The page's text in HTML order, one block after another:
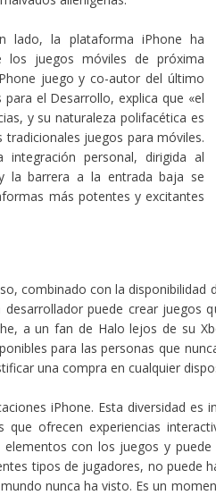
lado, la plataforma iPhone ha
los juegos móviles de próxima
juego y co-autor del último
el Desarrollo, explica que «el
y su naturaleza polifacética es
juegos para móviles.
integración personal, dirigida al
la barrera a la entrada baja se
más potentes y excitantes
combinado con la
puede crear juegos
a un fan de Halo lejos de su
para las personas que
una compra en cualquier
iPhone. Esta diversidad es
que ofrecen experiencias
con los juegos y
tipos de jugadores, no puede
nunca ha visto. Es un